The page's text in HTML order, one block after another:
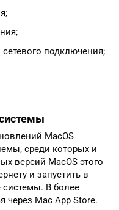
подключения;
MacOS
среди которых и
версий MacOS этого
и запустить в
системы. В более
через Mac App Store.